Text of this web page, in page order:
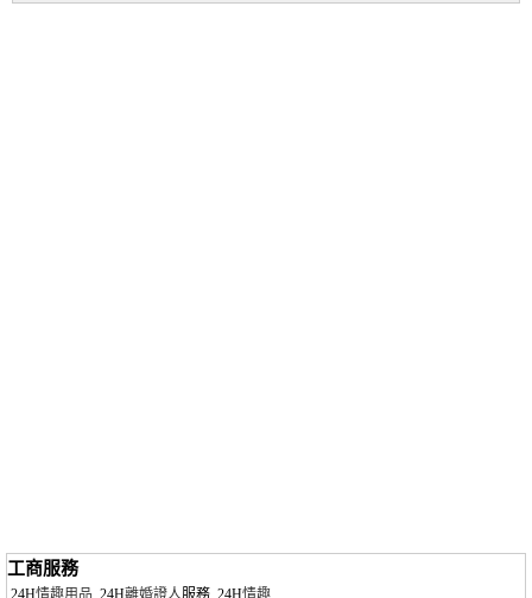
工商服務
24H情趣用品 24H離婚證人服務 24H情趣